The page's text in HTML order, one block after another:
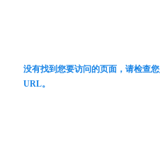
没有找到您要访问的页面，请检查
URL。